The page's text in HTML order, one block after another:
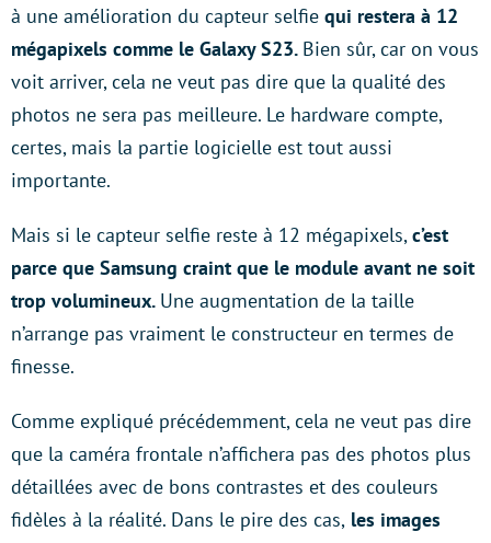
à une amélioration du capteur selfie qui restera à 12
mégapixels comme le Galaxy S23. Bien sûr, car on vous
voit arriver, cela ne veut pas dire que la qualité des
photos ne sera pas meilleure. Le hardware compte,
certes, mais la partie logicielle est tout aussi
importante.
Mais si le capteur selfie reste à 12 mégapixels,c’est
parce que Samsung craint que le module avant ne soit
trop volumineux. Une augmentation de la taille
n’arrange pas vraiment le constructeur en termes de
finesse.
Comme expliqué précédemment, cela ne veut pas dire
que la caméra frontale n’affichera pas des photos plus
détaillées avec de bons contrastes et des couleurs
fidèles à la réalité. Dans le pire des cas, les images